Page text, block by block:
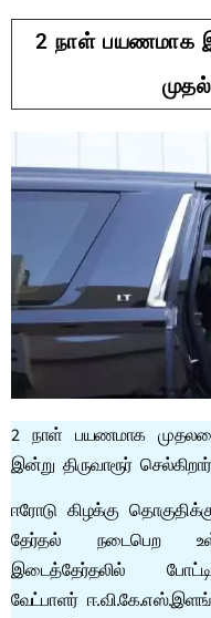
2 நாள் பயணமாக
2 நாள் பயணமாக
இன்று திருவாரூர்
ஈரோடு கிழக்கு
தேர்தல் நடைபெற
இடைத்தேர்தலில்
வேட்பாளர்